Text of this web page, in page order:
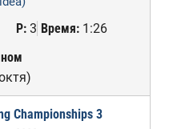
Р:3 Время:1:26
Championships 3